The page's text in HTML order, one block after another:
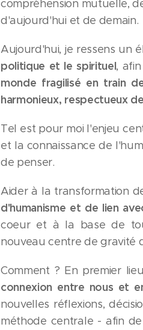
compréhension mutuelle,
d'aujourd'hui et de demain.
Aujourd'hui, je ressens un
politique et le spirituel,
monde fragilisé en train
harmonieux, respectueux
Tel est pour moi l'enjeu
et la connaissance de
de penser.
Aider à la transformation
d'humanisme et de lien
coeur et à la base de
nouveau centre de gravité
Comment ? En premier
connexion entre nous et
nouvelles réflexions,
méthode centrale - afin